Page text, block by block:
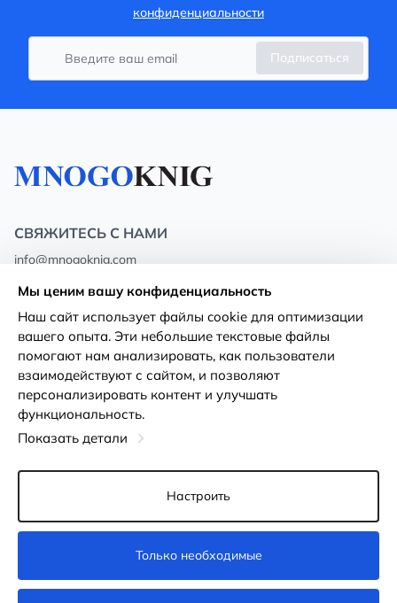
конфиденциальности
Подписаться
СВЯЖИТЕСЬ С НАМИ
info@mnogoknig.com
Rīga, Augusta Deglava 69d, LV-1082
О нас
Магазины
Доставка и оплата
Карты лояльности
Политика
конфиденциальности
Условия использования
Возврат товара
Настройки файлов cookie
Мы ценим вашу конфиденциальность
Наш сайт использует файлы cookie для оптимизации
вашего опыта. Эти небольшие текстовые файлы
помогают нам анализировать, как пользователи
взаимодействуют с сайтом, и позволяют
персонализировать контент и улучшать
функциональность.
Показать детали
Настроить
Только необходимые